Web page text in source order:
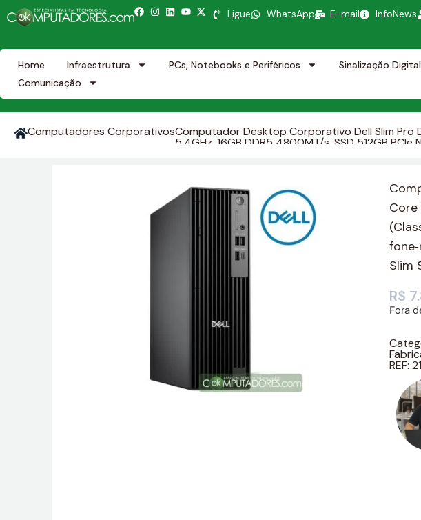
Ligue WhatsApp E-mail InfoNews
Home Infraestrutura PCs, Notebooks e Periféricos
Sinalização Digital
Comunicação
Computadores CorporativosComputador Desktop Corporativo Dell Slim Pro
5,4GHz, 16GB DDR5 4800MT/s, SSD 512GB
Core
Slim
R$
Fora
REF: